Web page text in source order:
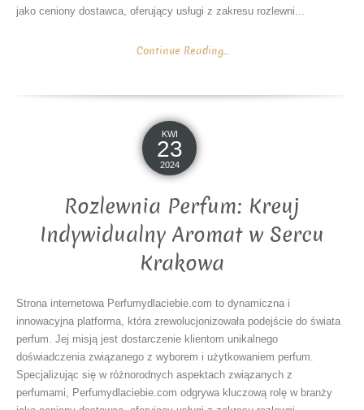
jako ceniony dostawca, oferujący usługi z zakresu rozlewni...
Continue Reading...
KWI
23
2024
Rozlewnia Perfum: Kreuj
Indywidualny Aromat w Sercu
Krakowa
Strona internetowa Perfumydlaciebie.com to dynamiczna i
innowacyjna platforma, która zrewolucjonizowała podejście do świata
perfum. Jej misją jest dostarczenie klientom unikalnego
doświadczenia związanego z wyborem i użytkowaniem perfum.
Specjalizując się w różnorodnych aspektach związanych z
perfumami, Perfumydlaciebie.com odgrywa kluczową rolę w branży